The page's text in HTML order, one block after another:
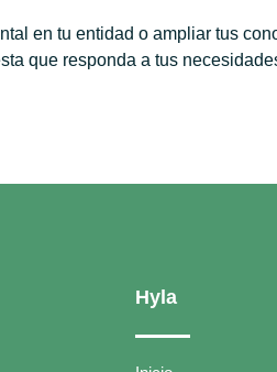
en tu entidad o ampliar tus
que responda a tus
Hyla